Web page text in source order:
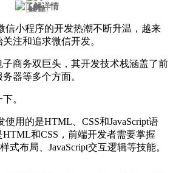
信小程序的开发热潮不断升温，越来
注和追求微信开发。
商务双巨头，其开发技术栈涵盖了前
器等多个方面。
。
用的是HTML、CSS和JavaScript语
和CSS，前端开发者需要掌握
式布局、JavaScript交互逻辑等技能。